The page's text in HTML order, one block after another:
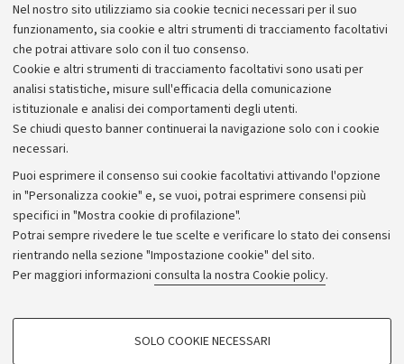
Nel nostro sito utilizziamo sia cookie tecnici necessari per il suo
funzionamento, sia cookie e altri strumenti di tracciamento facoltativi
che potrai attivare solo con il tuo consenso.
Cookie e altri strumenti di tracciamento facoltativi sono usati per
analisi statistiche, misure sull'efficacia della comunicazione
istituzionale e analisi dei comportamenti degli utenti.
Se chiudi questo banner continuerai la navigazione solo con i cookie
necessari.
Puoi esprimere il consenso sui cookie facoltativi attivando l'opzione
in "Personalizza cookie" e, se vuoi, potrai esprimere consensi più
specifici in "Mostra cookie di profilazione".
Potrai sempre rivedere le tue scelte e verificare lo stato dei consensi
rientrando nella sezione "Impostazione cookie" del sito.
Per maggiori informazioni consulta la nostra Cookie policy.
COOKIE DI PROFILAZIONE - FACOLTATIVI
SOLO COOKIE NECESSARI
Alumni community
Piano strategico
Bilanci
Donazioni e 5x1000
Bandi, gare e concorsi
Albo online
Amministrazione trasparente
Atti di notifica
Informazioni sul sito e accessibilità
Dichiarazione di accessibilità
Privacy e note legali